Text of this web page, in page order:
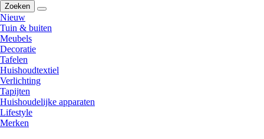
Zoeken
Nieuw
Tuin & buiten
Meubels
Decoratie
Tafelen
Huishoudtextiel
Verlichting
Tapijten
Huishoudelijke apparaten
Lifestyle
Merken